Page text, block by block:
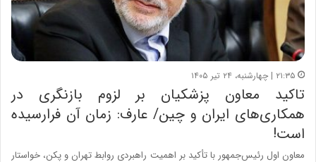
۲۱:۳۵ | چهارشنبه، ۲۴ تیر ۱۴۰۵
تاکید معاون پزشکیان بر لزوم بازنگری در
همکاری‌های ایران و چین/ عارف: زمان آن فرارسیده
است!
معاون اول رئیس‌جمهور با تأکید بر اهمیت راهبردی روابط تهران و پکن، خواستار